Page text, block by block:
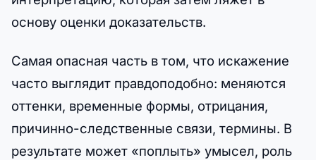
основу оценки доказательств.
Самая опасная часть в том, что искажение
часто выглядит правдоподобно: меняются
оттенки, временные формы, отрицания,
причинно-следственные связи, термины. В
результате может «поплыть» умысел, роль